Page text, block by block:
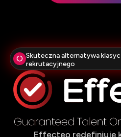
Skuteczna alternatywa
rekrutacyjnego
Effecteo redefiniuje